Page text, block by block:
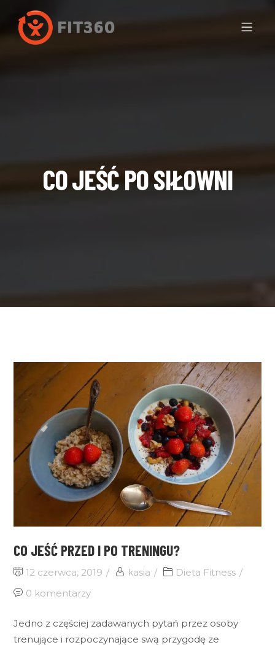
CO JEŚĆ PO SIŁOWNI
CO JEŚĆ PRZED I PO TRENINGU?
12 czerwca, 2019 kasia
Dieta Fitness
0 komentarzy
Jedno z częściej zadawanych pytań przez osoby
trenujące i rozpoczynające swą przygodę ze